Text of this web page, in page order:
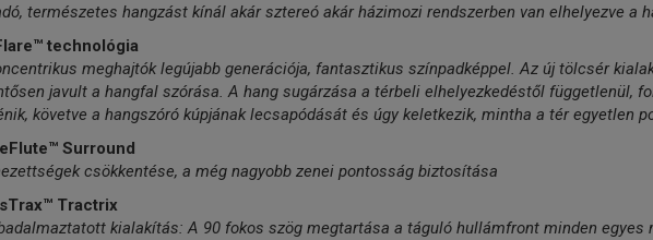
természetes hangzást kínál akár sztereó akár házimozi rendszerben van elhelyezve a
technológia
meghajtók legújabb generációja, fantasztikus színpadképpel. Az új tölcsér
javult a hangfal szórása. A hang sugárzása a térbeli elhelyezkedéstől függetlenül,
követve a hangszóró kúpjának lecsapódását és úgy keletkezik, mintha a tér egyetlen
Surround
csökkentése, a még nagyobb zenei pontosság biztosítása
Tractrix
kialakítás: A 90 fokos szög megtartása a táguló hullámfront minden egyes